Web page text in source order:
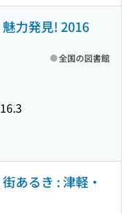
力発見! 2016
全国の図書館
あるき : 津軽・